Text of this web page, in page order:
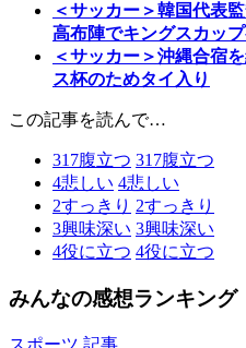
＜サッカー＞韓国代表
高布陣でキングスカッ
＜サッカー＞沖縄合宿
ス杯のためタイ入り
この記事を読んで…
317腹立つ 317腹立つ
4悲しい 4悲しい
2すっきり 2すっきり
3興味深い 3興味深い
4役に立つ 4役に立つ
みんなの感想ランキング
スポーツ 記事